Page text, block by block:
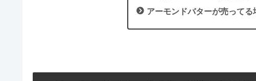
アーモンドバターが売ってる